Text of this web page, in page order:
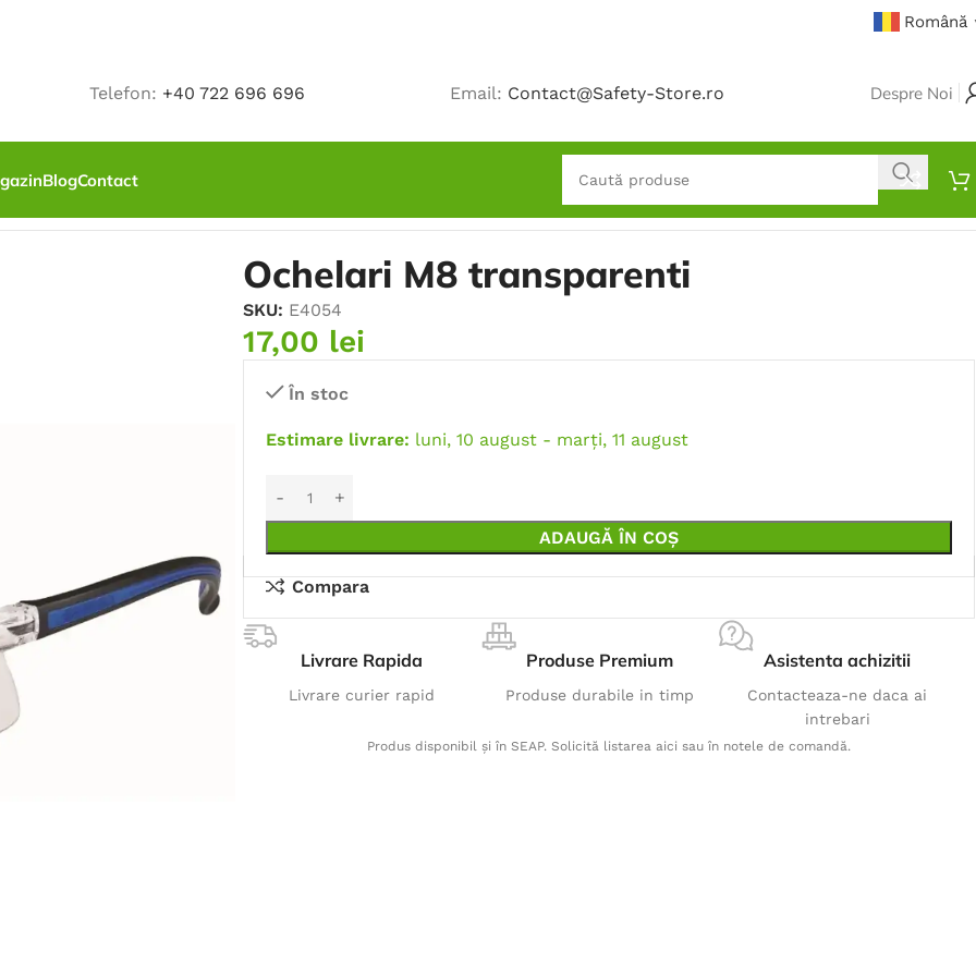
Română
Telefon: +40 722 696 696 Email: Contact@Safety-Store.ro Despre Noi
BlogContact
Ochelari M8 transparenti
SKU: E4054
17,00 lei
În stoc
Estimare livrare: luni, 10 august - marți, 11 august
ADAUGĂ ÎN COȘ
Compara
Livrare Rapida
Livrare curier rapid
Produse Premium
Produse durabile in timp
Asistenta achizitii
Contacteaza-ne daca ai
intrebari
Produs disponibil și în SEAP. Solicită listarea aici sau în notele de comandă.